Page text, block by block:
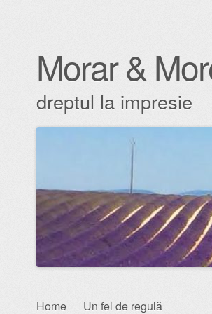
Morar &
dreptul la impresie
Skip
Home Un fel de regulă